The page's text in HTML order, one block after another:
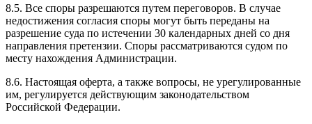
8.5. Все споры разрешаются путем переговоров. В случае
недостижения согласия споры могут быть переданы на
разрешение суда по истечении 30 календарных дней со дня
направления претензии. Споры рассматриваются судом по
месту нахождения Администрации.
8.6. Настоящая оферта, а также вопросы, не урегулированные
им, регулируется действующим законодательством
Российской Федерации.